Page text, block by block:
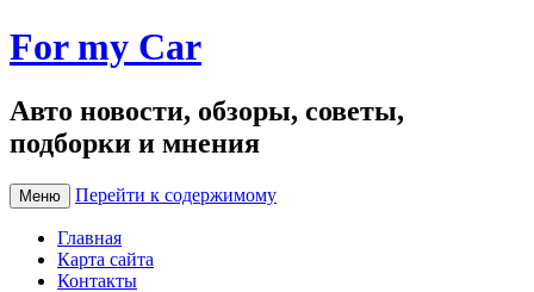
For my Car
Авто новости, обзоры, советы,
подборки и мнения
Меню Перейти к содержимому
Главная
Карта сайта
Контакты